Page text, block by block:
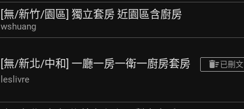
[無/新竹/園區] 獨立套房 近園區含廚房
wshuang
[無/新北/中和] 一廳一房一衛一廚房套房 已刪文
leslivre